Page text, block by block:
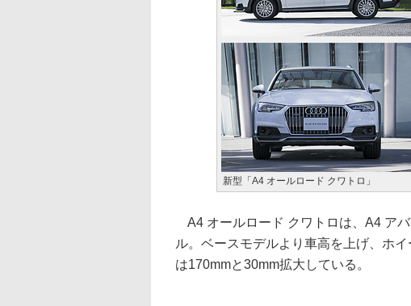
新型「A4 オールロード クワトロ」
A4 オールロード クワトロは、A4 ア
ル。ベースモデルより車高を上げ、ホ
は170mmと30mm拡大している。